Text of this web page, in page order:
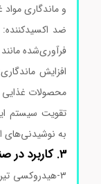
و ماندگاری مواد
ضد اکسیدکننده:
فرآوری‌شده
افزایش
محصولات غذایی
تقویت سیستم
به نوشیدنی‌های
۳-هیدروکسی